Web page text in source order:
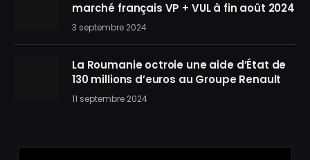
marché français VP + VUL à fin août 2024
3 septembre 2024
La Roumanie octroie une aide d’État de
130 millions d’euros au Groupe Renault
11 septembre 2024